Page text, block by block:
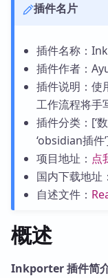
插件名片
插件名称：
插件作者：
插件说明：使
工作流程将手
插件分类：[‘数
‘obsidian插件
项目地址： 点
国内下载地址：
自述文件：
概述
Inkporter 插件简